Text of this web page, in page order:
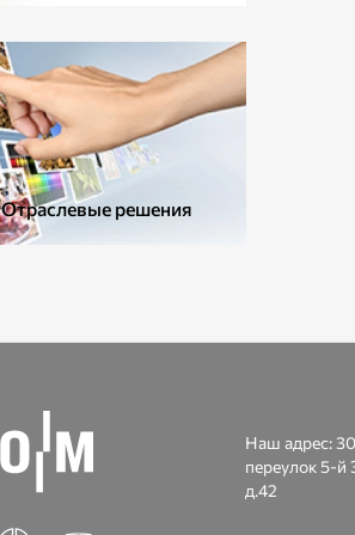
Отраслевые решения
Наш адрес:
переулок 5-й
д.42